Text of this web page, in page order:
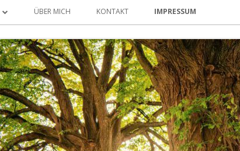
COACHING
ÜBER MICH KONTAKT IMPRESSUM